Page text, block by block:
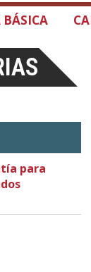
BÁSICA
para